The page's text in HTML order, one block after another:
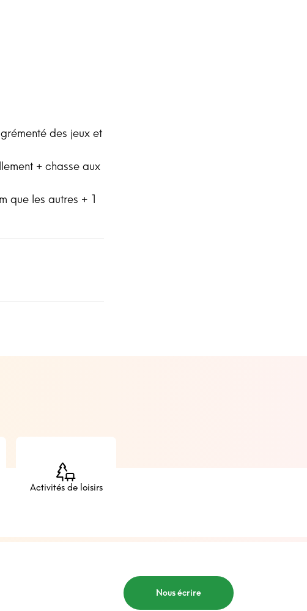
des jeux et
+ chasse aux
que les autres + 1
Activités de loisirs
Nous écrire